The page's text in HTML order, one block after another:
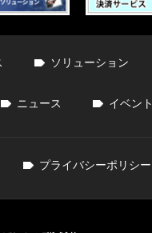
ソリューション
ニュース イベント
プライバシーポリシー